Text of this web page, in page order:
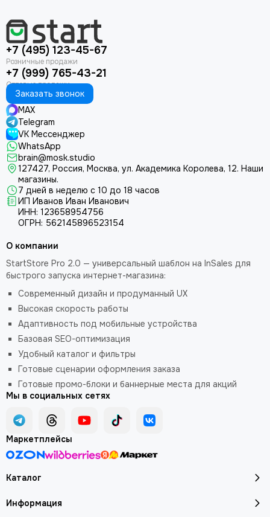
+7 (495) 123-45-67
+7 (999) 765-43-21
Заказать звонок
MAX
Telegram
VK Мессенджер
WhatsApp
brain@mosk.studio
127427, Россия, Москва, ул. Академика Королева, 12. Наши
магазины.
7 дней в неделю с 10 до 18 часов
ИП Иванов Иван Иванович
ИНН: 123658954756
ОГРН: 562145896523154
Каталог
Информация
О компании
StartStore Pro 2.0 — универсальный шаблон на InSales для
быстрого запуска интернет-магазина:
Современный дизайн и продуманный UX
Высокая скорость работы
Адаптивность под мобильные устройства
Базовая SEO-оптимизация
Удобный каталог и фильтры
Готовые сценарии оформления заказа
Готовые промо-блоки и баннерные места для акций
Мы в социальных сетях
Маркетплейсы